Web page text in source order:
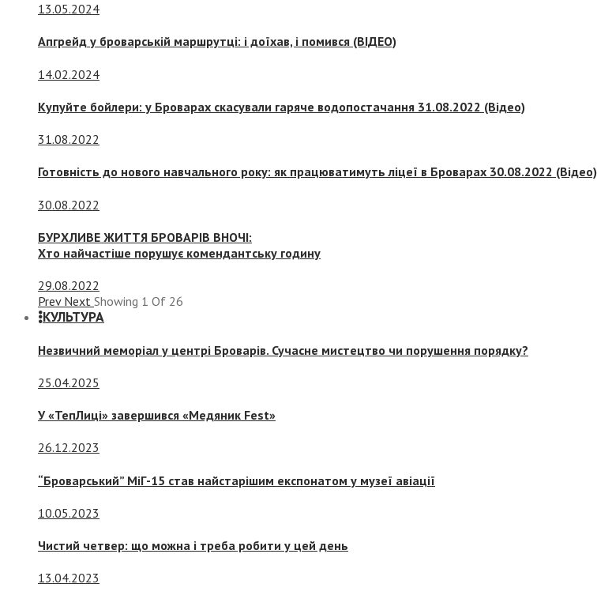
13.05.2024
Апгрейд у броварській маршрутці: і доїхав, і помився (ВІДЕО)
14.02.2024
Купуйте бойлери: у Броварах скасували гаряче водопостачання 31.08.2022 (Відео)
31.08.2022
Готовність до нового навчального року: як працюватимуть ліцеї в Броварах 30.08.2022 (Відео)
30.08.2022
БУРХЛИВЕ ЖИТТЯ БРОВАРІВ ВНОЧІ:
Хто найчастіше порушує комендантську годину
29.08.2022
Prev Next Showing 1 Of 26
КУЛЬТУРА
Незвичний меморіал у центрі Броварів. Сучасне мистецтво чи порушення порядку?
25.04.2025
У «ТепЛиці» завершився «Медяник Fest»
26.12.2023
“Броварський” МіГ-15 став найстарішим експонатом у музеї авіації
10.05.2023
Чистий четвер: що можна і треба робити у цей день
13.04.2023